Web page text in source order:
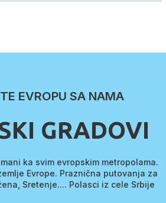
EVROPU SA NAMA
GRADOVI
ka svim evropskim metropolama.
Evrope. Praznična putovanja za
Sretenje.... Polasci iz cele Srbije